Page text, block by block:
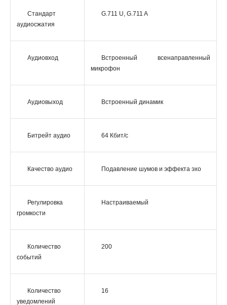
Стандарт
аудиосжатия
G.711 U, G.711 A
Аудиовход
Встроенный всенаправленный
микрофон
Аудиовыход Встроенный динамик
Битрейт аудио 64 Кбит/с
Качество аудио Подавление шумов и эффекта эхо
Регулировка
громкости
Настраиваемый
Количество
событий
200
Количество
уведомлений
16